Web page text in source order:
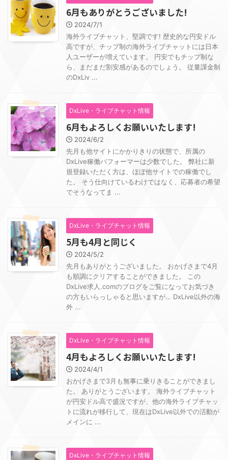
6月もありがとうございました!
2024/7/1
海外ライブチャット、堅調です! 歴史的な円安ドル
高ですが、チップ制の海外ライブチャットには日本
人ユーザーが増えています。 円安でもチップ制な
ら、まだまだ割安感があるのでしょう。 従量課金制
のDxLiv ...
DxLive・ライブチャット情報
6月もよろしくお願いいたします!
2024/6/2
先月も他サイトにかかりきりの状態で、所属の
DxLive稼働パフォーマーは少数でした。 弊社に新
規登録いただく方は、ほぼ他サイトでの稼働でし
た。 そう仕向けているわけではなく、応募者の希望
でそうなってま ...
DxLive・ライブチャット情報
5月も4月と同じく
2024/5/2
先月もありがとうございました。 おかげさまで4月
も順調にクリアすることができました。 この
DxLive求人.comのブログをご覧になってお気づき
の方もいらっしゃると思いますが… DxLive以外の海
外 ...
DxLive・ライブチャット情報
4月もよろしくお願いいたします!
2024/4/1
おかげさまで3月も無事に乗りきることができまし
た。 ありがとうございます。 海外ライブチャット
が円安ドル高で盛況ですが、他の海外ライブチャッ
トに流れが移行して、現在はDxLive以外での活動が
メインに ...
DxLive・ライブチャット情報